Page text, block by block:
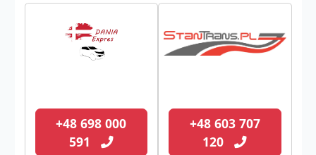
+48 698 000
591
+48 603 707
120